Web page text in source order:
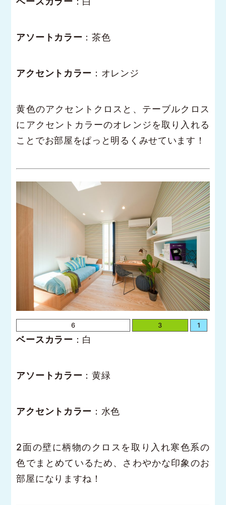
アソートカラー ：茶色
アクセントカラー ：オレンジ
黄色のアクセントクロスと、テーブルクロス
にアクセントカラーのオレンジを取り入れる
ことでお部屋をぱっと明るくみせています！
6 3 1
ベースカラー ：白
アソートカラー ：黄緑
アクセントカラー ：水色
2面の壁に柄物のクロスを取り入れ寒色系の
色でまとめているため、さわやかな印象のお
部屋になりますね！